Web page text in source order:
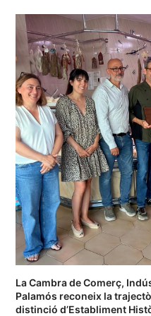
La Cambra de Comerç,
Palamós reconeix la
distinció d’Establiment